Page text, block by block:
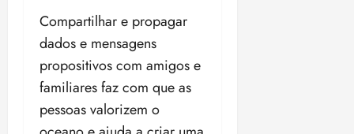
Compartilhar e propagar
dados e mensagens
propositivos com amigos e
familiares faz com que as
pessoas valorizem o